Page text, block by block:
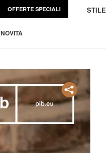
OFFERTE SPECIALI STILE
NOVITÀ